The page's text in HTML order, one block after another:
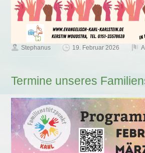
Stephanus 19. Februar 2026
Termine unseres